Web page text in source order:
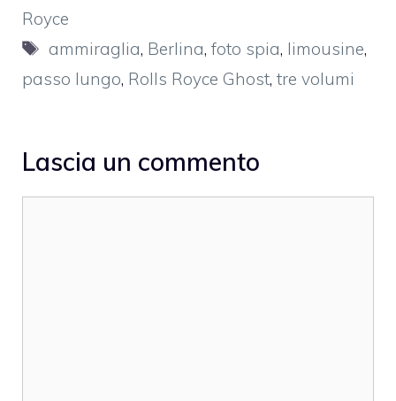
Royce
Tag
ammiraglia, Berlina,foto spia, limousine,
passo lungo, Rolls Royce Ghost, tre volumi
Lascia un commento